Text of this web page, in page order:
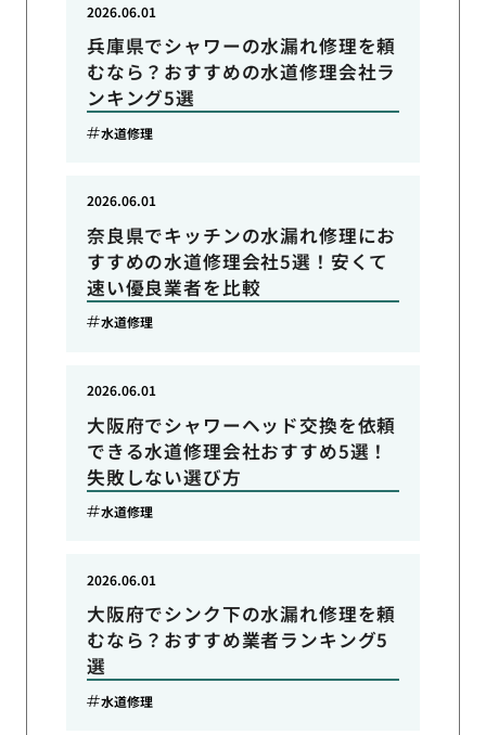
兵庫県でシャワーの水漏れ修理を頼
むなら？おすすめの水道修理会社ラ
ンキング5選
2026.06.01
水道修理
奈良県でキッチンの水漏れ修理にお
すすめの水道修理会社5選！安くて
速い優良業者を比較
2026.06.01
水道修理
大阪府でシャワーヘッド交換を依頼
できる水道修理会社おすすめ5選！
失敗しない選び方
2026.06.01
水道修理
大阪府でシンク下の水漏れ修理を頼
むなら？おすすめ業者ランキング5
選
2026.06.01
水道修理